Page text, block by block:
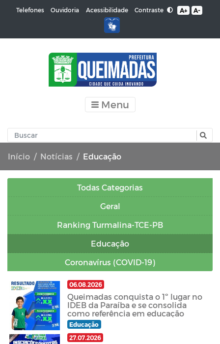
Telefones Ouvidoria Acessibilidade Contraste A+ A-
Menu
Início Notícias Educação
Todas Categorias
Geral
Ranking Turmalina-TCE-PB
Educação
Coronavírus (COVID-19)
06.08.2026
Queimadas conquista o 1º lugar no
IDEB da Paraíba e se consolida
como referência em educação
Educação
27.07.2026